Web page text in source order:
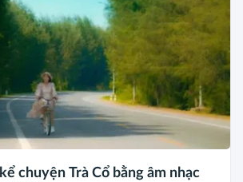
chuyện Trà Cổ bằng âm nhạc